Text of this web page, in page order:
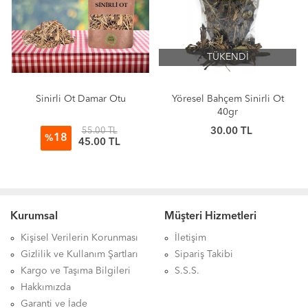
Sinirli Ot Damar Otu
%18
55.00 TL
45.00 TL
TÜKENDİ
Yöresel Bahçem Sinirli Ot
40gr
30.00 TL
Kurumsal
Kişisel Verilerin Korunması
Gizlilik ve Kullanım Şartları
Kargo ve Taşıma Bilgileri
Hakkımızda
Garanti ve İade
Müşteri Hizmetleri
İletişim
Sipariş Takibi
S.S.S.